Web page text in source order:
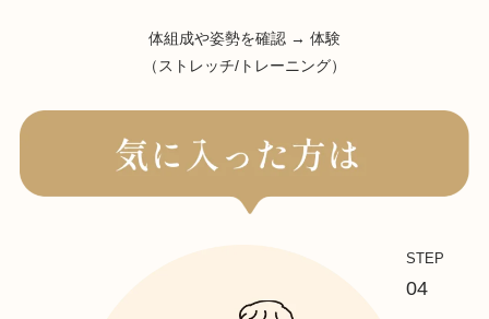
体組成や姿勢を確認 → 体験
（ストレッチ/トレーニング）
STEP
04